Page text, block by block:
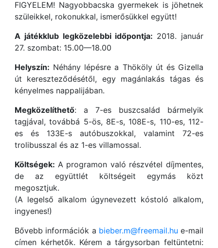
FIGYELEM! Nagyobbacska gyermekek is jöhetnek
szüleikkel, rokonukkal, ismerősükkel együtt!
A játékklub legközelebbi időpontja: 2018. január
27. szombat: 15.00—18.00
Helyszín: Néhány lépésre a Thököly út és Gizella
út kereszteződésétől, egy magánlakás tágas és
kényelmes nappalijában.
Megközelíthető: a 7-es buszcsalád bármelyik
tagjával, továbbá 5-ös, 8E-s, 108E-s, 110-es, 112-
es és 133E-s autóbuszokkal, valamint 72-es
trolibusszal és az 1-es villamossal.
Költségek: A programon való részvétel díjmentes,
de az együttlét költségeit egymás közt
megosztjuk.
(A legelső alkalom úgynevezett kóstoló alkalom,
ingyenes!)
Bővebb információk a bieber.m@freemail.hu e-mail
címen kérhetők. Kérem a tárgysorban feltüntetni: